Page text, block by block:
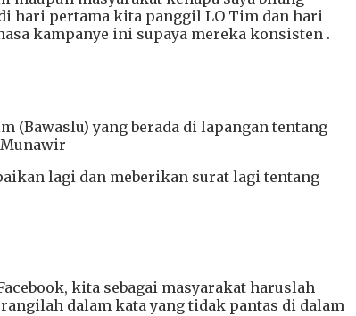
hari pertama kita panggil LO Tim dan hari
kampanye ini supaya mereka konsisten .
(Bawaslu) yang berada di lapangan tentang
lagi dan meberikan surat lagi tentang
kita sebagai masyarakat haruslah
dalam kata yang tidak pantas di dalam